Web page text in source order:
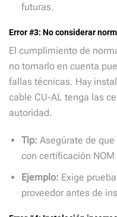
futuras.
Error #3: No considerar
El cumplimiento de
no tomarlo en cuenta
fallas técnicas. Hay
cable CU-AL tenga las
autoridad.
Tip: Asegúrate de
con certificación
Ejemplo: Exige
proveedor antes de